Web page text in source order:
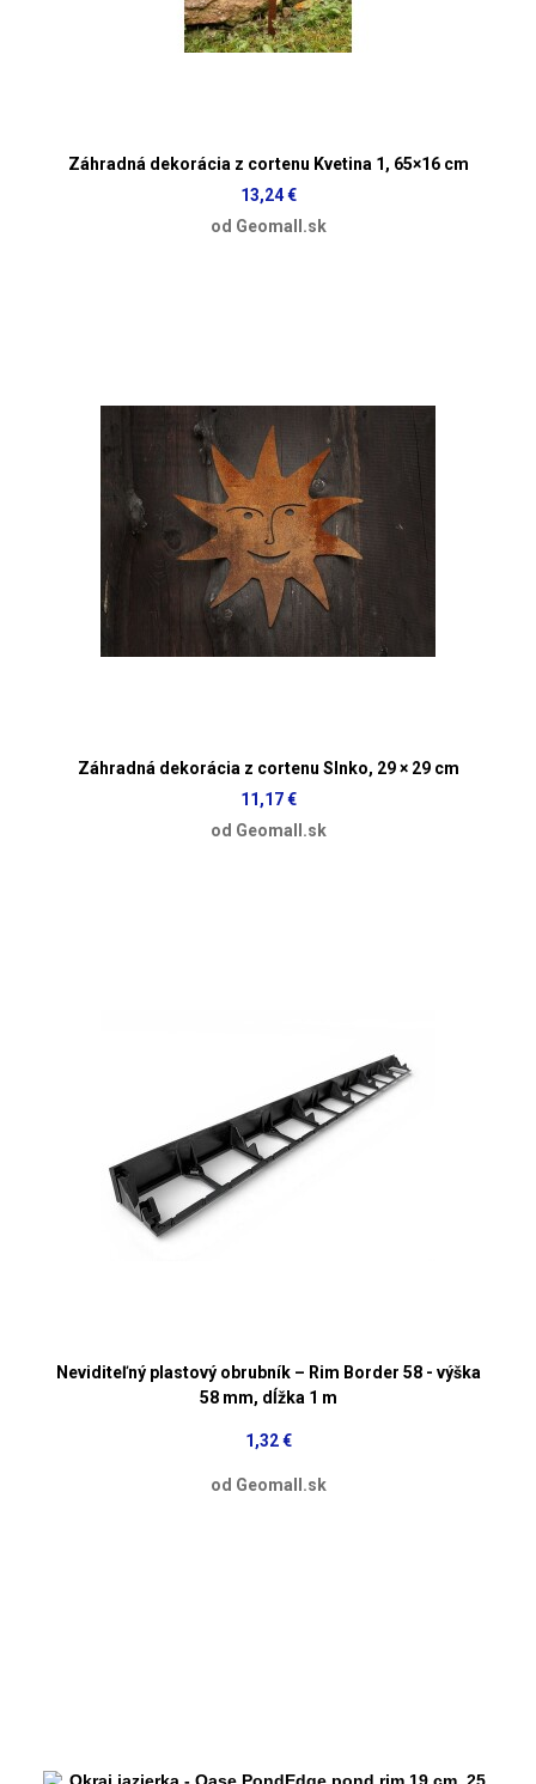
Záhradná dekorácia z cortenu Kvetina 1, 65×16 cm
13,24 €
od Geomall.sk
Záhradná dekorácia z cortenu Slnko, 29 × 29 cm
11,17 €
od Geomall.sk
Neviditeľný plastový obrubník – Rim Border 58 - výška
58 mm, dĺžka 1 m
1,32 €
od Geomall.sk